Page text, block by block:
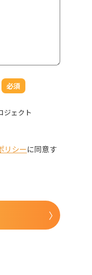
必須
ジェクト
リシーに同意す